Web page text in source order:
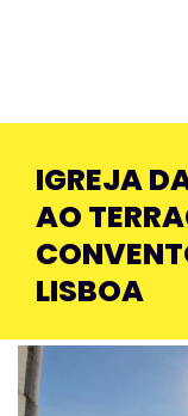
IGREJA
AO
LISBOA